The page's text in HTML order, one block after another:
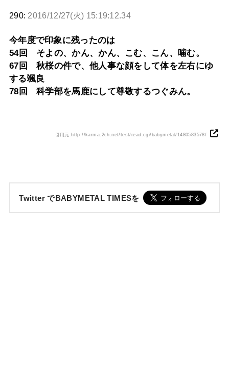
290: 2016/12/27(火) 15:19:12.34
今年度で印象に残ったのは
54回 そよの、かん、かん、こむ、こん、噛む。
67回 秋桜の件で、他人事な顔をして体を左右にゆ
する颯良
78回 科学部を馬鹿にして尊敬するつぐみん。
引用元:http://karma.2ch.net/test/read.cgi/babymetal/1480583578/
Twitter でBABYMETAL TIMESを